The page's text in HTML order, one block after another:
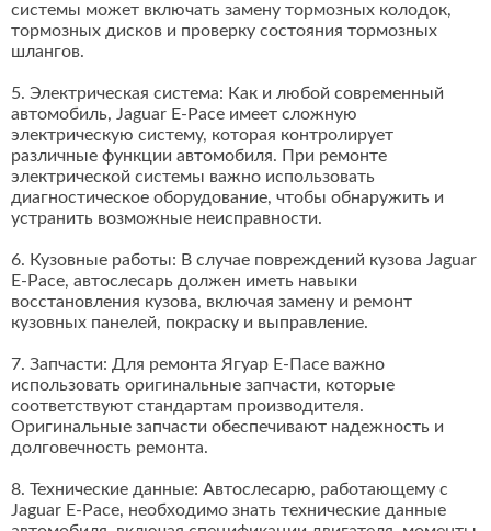
системы может включать замену тормозных колодок,
тормозных дисков и проверку состояния тормозных
шлангов.
5. Электрическая система: Как и любой современный
автомобиль, Jaguar E-Pace имеет сложную
электрическую систему, которая контролирует
различные функции автомобиля. При ремонте
электрической системы важно использовать
диагностическое оборудование, чтобы обнаружить и
устранить возможные неисправности.
6. Кузовные работы: В случае повреждений кузова Jaguar
E-Pace, автослесарь должен иметь навыки
восстановления кузова, включая замену и ремонт
кузовных панелей, покраску и выправление.
7. Запчасти: Для ремонта Ягуар Е-Пасе важно
использовать оригинальные запчасти, которые
соответствуют стандартам производителя.
Оригинальные запчасти обеспечивают надежность и
долговечность ремонта.
8. Технические данные: Автослесарю, работающему с
Jaguar E-Pace, необходимо знать технические данные